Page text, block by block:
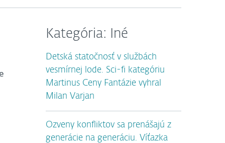
Kategória: Iné
Detská statočnosť v službách
vesmírnej lode. Sci-fi kategóriu
Martinus Ceny Fantázie vyhral
Milan Varjan
Ozveny konfliktov sa prenášajú z
generácie na generáciu. Víťazka